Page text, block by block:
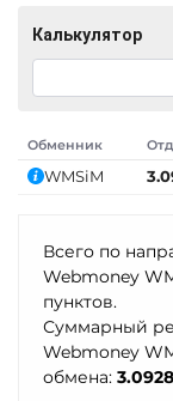
Калькулятор
Обменник
WMSiM
Всего по
Webmoney
пунктов.
Суммарный
Webmoney
обмена: 3.0928